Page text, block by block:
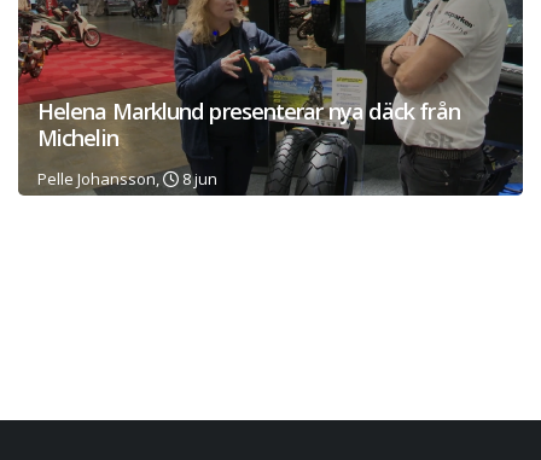
Helena Marklund presenterar nya däck från
Michelin
Pelle Johansson, 8 jun